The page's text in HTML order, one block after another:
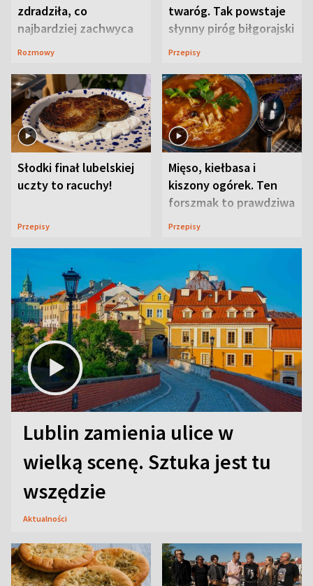
zdradziła, co
najbardziej zachwyca
ją w Lublinie
Rozmowy
twaróg. Tak powstaje
słynny piróg biłgorajski
Przepisy
Słodki finał lubelskiej
uczty to racuchy!
Przepisy
Mięso, kiełbasa i
kiszony ogórek. Ten
forszmak to prawdziwa
uczta
Przepisy
Lublin zamienia ulice w
wielką scenę. Sztuka jest tu
wszędzie
Aktualności